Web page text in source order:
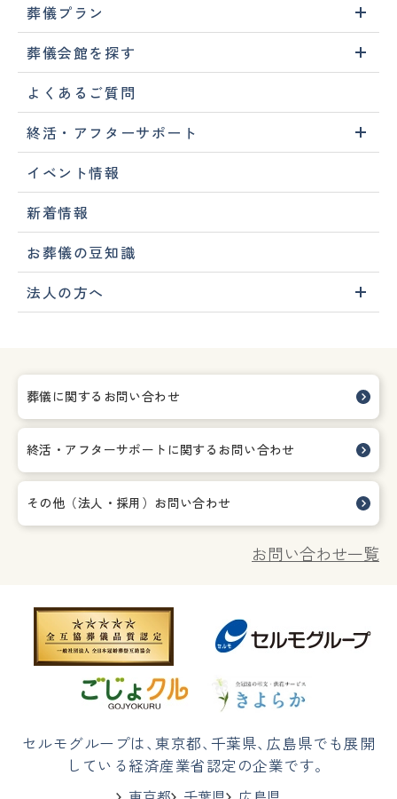
葬儀プラン
葬儀会館を探す
よくあるご質問
終活・アフターサポート
イベント情報
新着情報
お葬儀の豆知識
法人の方へ
葬儀に関するお問い合わせ
終活・アフターサポートに関する お問い合わせ
その他（法人・採用）お問い合わせ
お問い合わせ一覧
セルモグループは、東京都、 千葉県、 広島県でも展開
している経済産業省認定の企業です。